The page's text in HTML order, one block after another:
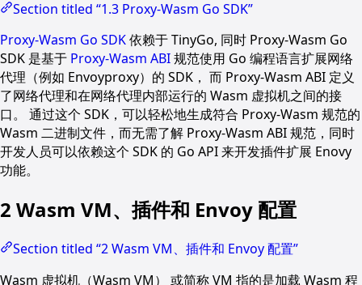
Section titled “1.3 Proxy-Wasm Go SDK”
Proxy-Wasm Go SDK依赖于 TinyGo, 同时 Proxy-Wasm Go
SDK 是基于 Proxy-Wasm ABI规范使用 Go 编程语言扩展网络
代理（例如 Envoyproxy）的 SDK， 而 Proxy-Wasm ABI 定义
了网络代理和在网络代理内部运行的 Wasm 虚拟机之间的接
口。 通过这个 SDK，可以轻松地生成符合 Proxy-Wasm 规范的
Wasm 二进制文件，而无需了解 Proxy-Wasm ABI 规范，同时
开发人员可以依赖这个 SDK 的 Go API 来开发插件扩展 Enovy
功能。
2 Wasm VM、插件和 Envoy 配置
Section titled “2 Wasm VM、插件和 Envoy 配置”
Wasm 虚拟机（Wasm VM） 或简称 VM 指的是加载 Wasm 程